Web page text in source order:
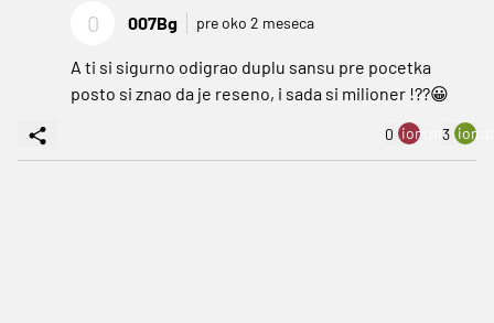
0 007Bg pre oko 2 meseca
A ti si sigurno odigrao duplu sansu pre pocetka
posto si znao da je reseno, i sada si milioner !??😀
0 ion:minus
3